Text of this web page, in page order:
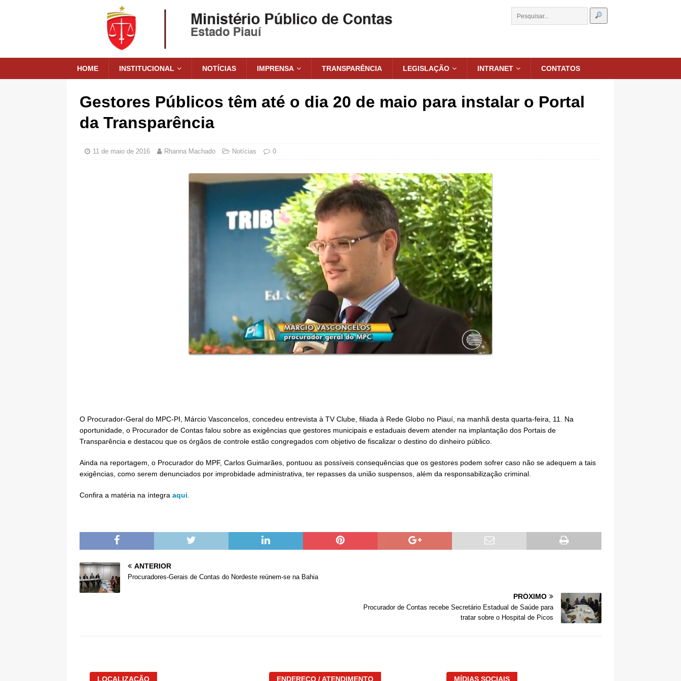
HOME INSTITUCIONAL NOTÍCIAS IMPRENSA TRANSPARÊNCIA LEGISLAÇÃO INTRANET CONTATOS
Gestores Públicos têm até o dia 20 de maio para instalar o Portal
da Transparência
11 de maio de 2016 Rhanna Machado Notícias 0
O Procurador-Geral do MPC-PI, Márcio Vasconcelos, concedeu entrevista à TV Clube, filiada à Rede Globo no Piauí, na manhã desta quarta-feira, 11. Na
oportunidade, o Procurador de Contas falou sobre as exigências que gestores municipais e estaduais devem atender na implantação dos Portais de
Transparência e destacou que os órgãos de controle estão congregados com objetivo de fiscalizar o destino do dinheiro público.
Ainda na reportagem, o Procurador do MPF, Carlos Guimarães, pontuou as possíveis consequências que os gestores podem sofrer caso não se adequem a tais
exigências, como serem denunciados por improbidade administrativa, ter repasses da união suspensos, além da responsabilização criminal.
Confira a matéria na íntegra aqui
ANTERIOR
Procuradores-Gerais de Contas do Nordeste reúnem-se na Bahia
PRÓXIMO
Procurador de Contas recebe Secretário Estadual de Saúde para
tratar sobre o Hospital de Picos
LOCALIZAÇÃO ENDEREÇO / ATENDIMENTO MÍDIAS SOCIAIS